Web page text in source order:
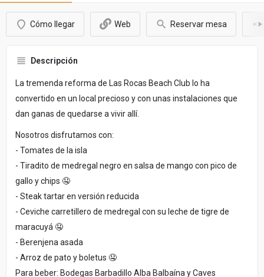
Cómo llegar Web Reservar mesa
Descripción
La tremenda reforma de Las Rocas Beach Club lo ha
convertido en un local precioso y con unas instalaciones que
dan ganas de quedarse a vivir allí.
Nosotros disfrutamos con:
- Tomates de la isla
- Tiradito de medregal negro en salsa de mango con pico de
gallo y chips 🤤
- Steak tartar en versión reducida
- Ceviche carretillero de medregal con su leche de tigre de
maracuyá 🤤
- Berenjena asada
- Arroz de pato y boletus 🤤
Para beber: Bodegas Barbadillo Alba Balbaína y Caves